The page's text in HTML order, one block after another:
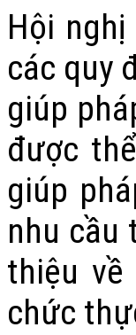
Hội
các quy
giúp
được
giúp
nhu cầu
thiệu
chức